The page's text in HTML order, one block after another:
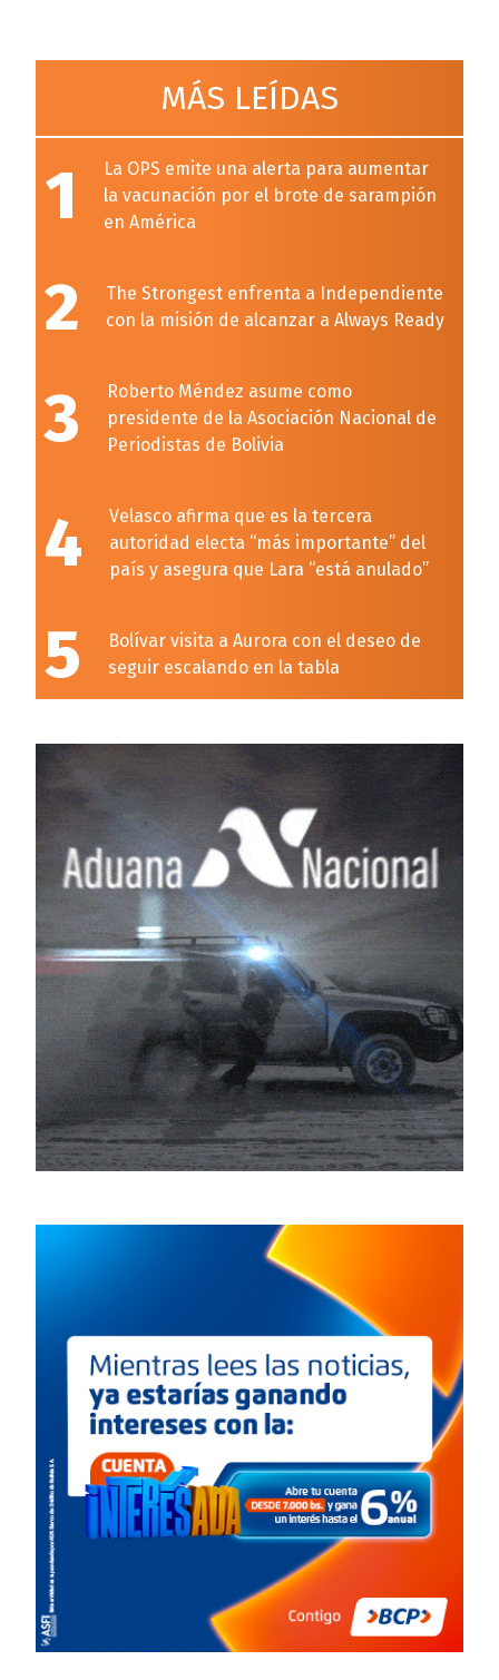
MÁS LEÍDAS
1
La OPS emite una alerta para aumentar
la vacunación por el brote de sarampión
en América
2
The Strongest enfrenta a Independiente
con la misión de alcanzar a Always Ready
3
Roberto Méndez asume como
presidente de la Asociación Nacional de
Periodistas de Bolivia
4
Velasco afirma que es la tercera
autoridad electa “más importante” del
país y asegura que Lara “está anulado”
5
Bolívar visita a Aurora con el deseo de
seguir escalando en la tabla